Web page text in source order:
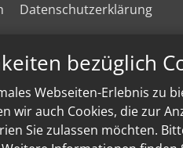
bezüglich
Webseiten-Erlebnis zu
wir auch Cookies, die zur
Sie zulassen möchten.
Datenschutzerklärung